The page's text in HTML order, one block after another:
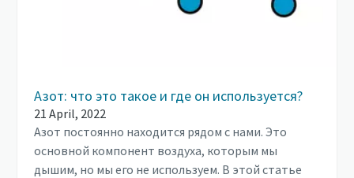
Азот: что это такое и где он используется?
21 April, 2022
Азот постоянно находится рядом с нами. Это
основной компонент воздуха, которым мы
дышим, но мы его не используем. В этой статье